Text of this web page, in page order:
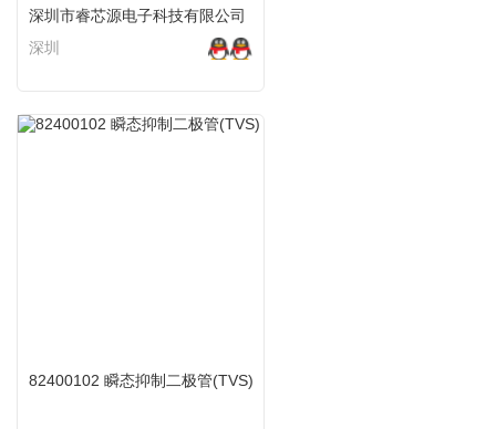
深圳市睿芯源电子科技有限公司
深圳
82400102 瞬态抑制二极管(TVS)